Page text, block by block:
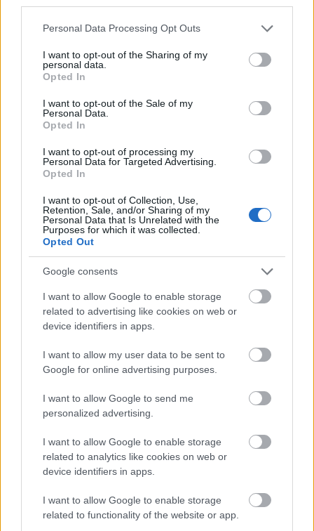
Please note that this website/app uses one or more Google
not limited to your visit or usage behaviour. You may click to
grant or deny consent to Google and its third-party tags to
use your data for below specified purposes in below Google
consent section.
Personal Data Processing Opt Outs
I want to opt-out of the Sharing of my
personal data.
Opted In
I want to opt-out of the Sale of my
Personal Data.
Opted In
I want to opt-out of processing my
Personal Data for Targeted Advertising.
Opted In
I want to opt-out of Collection, Use,
Retention, Sale, and/or Sharing of my
Personal Data that Is Unrelated with the
Purposes for which it was collected.
Opted Out
Google consents
I want to allow Google to enable storage
related to advertising like cookies on web or
device identifiers in apps.
I want to allow my user data to be sent to
Google for online advertising purposes.
I want to allow Google to send me
personalized advertising.
I want to allow Google to enable storage
related to analytics like cookies on web or
device identifiers in apps.
I want to allow Google to enable storage
related to functionality of the website or app.